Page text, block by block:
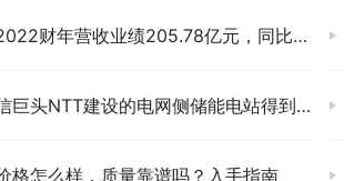
财年营收业绩205.78亿元，同比增长32.6%
头NTT建设的电网侧储能电站得到客户好评
格怎么样，质量靠谱吗？入手指南